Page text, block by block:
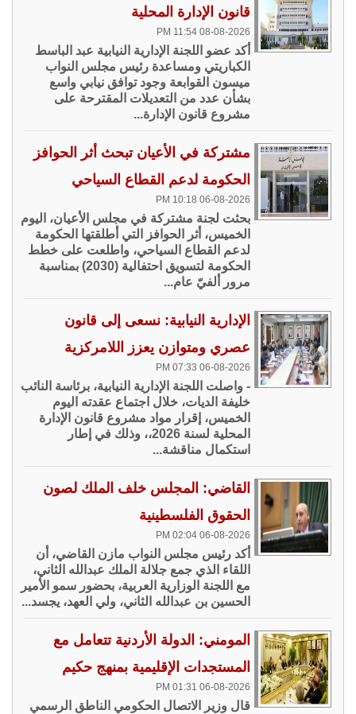
قانون الإدارة المحلية
08-08-2026 11:54 PM
أكد عضو اللجنة الإدارية النيابية عبد الباسط
الكباريتي ومساعدة رئيس مجلس النواب
ميسون القوابعة وجود توافق نيابي واسع
بشأن عدد من التعديلات المقترحة على
مشروع قانون الإدارة...
مشتركة في الأعيان تبحث أثر الحوافز
الحكومة لدعم القطاع السياحي
06-08-2026 10:18 PM
بحثت لجنة مشتركة في مجلس الأعيان، اليوم
الخميس، أثر الحوافز التي أطلقتها الحكومة
لدعم القطاع السياحي، واطلعت على خطط
الحكومة لتسويق احتفالية (2030) بمناسبة
مرور ألفيّ عام...
الإدارية النيابية: نسعى إلى قانون
عصري ومتوازن يعزز اللامركزية
06-08-2026 07:33 PM
- واصلت اللجنة الإدارية النيابية، برئاسة النائب
خليفة الديات، خلال اجتماع عقدته اليوم
الخميس، إقرار مواد مشروع قانون الإدارة
المحلية لسنة 2026،، وذلك في إطار
استكمال مناقشة...
القاضي: المجلس خلف الملك لصون
الحقوق الفلسطينية
06-08-2026 02:04 PM
أكد رئيس مجلس النواب مازن القاضي، أن
اللقاء الذي جمع جلالة الملك عبدالله الثاني،
مع اللجنة الوزارية العربية، بحضور سمو الأمير
الحسين بن عبدالله الثاني، ولي العهد، يجسد...
المومني: الدولة الأردنية تتعامل مع
المستجدات الإقليمية بمنهج حكيم
06-08-2026 01:31 PM
قال وزير الاتصال الحكومي الناطق الرسمي